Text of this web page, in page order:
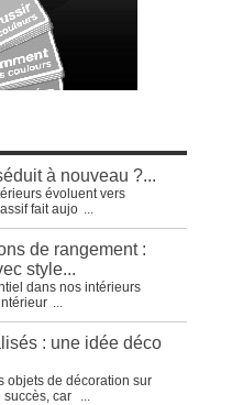
à nouveau ?...
évoluent vers
fait aujo
de rangement :
style...
dans nos intérieurs
: une idée déco
objets de décoration sur
succès, car